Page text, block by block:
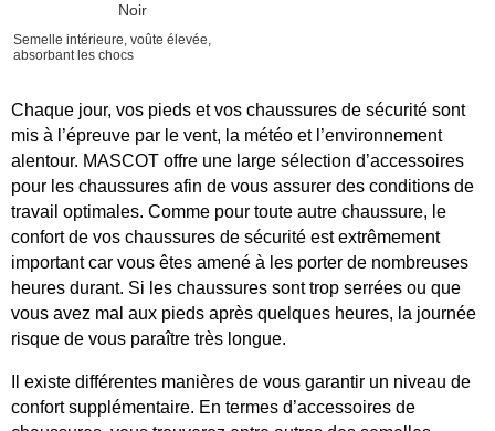
Noir
Semelle intérieure, voûte élevée,
absorbant les chocs
Chaque jour, vos pieds et vos chaussures de sécurité sont
mis à l’épreuve par le vent, la météo et l’environnement
alentour. MASCOT offre une large sélection d’accessoires
pour les chaussures afin de vous assurer des conditions de
travail optimales. Comme pour toute autre chaussure, le
confort de vos chaussures de sécurité est extrêmement
important car vous êtes amené à les porter de nombreuses
heures durant. Si les chaussures sont trop serrées ou que
vous avez mal aux pieds après quelques heures, la journée
risque de vous paraître très longue.
Il existe différentes manières de vous garantir un niveau de
confort supplémentaire. En termes d’accessoires de